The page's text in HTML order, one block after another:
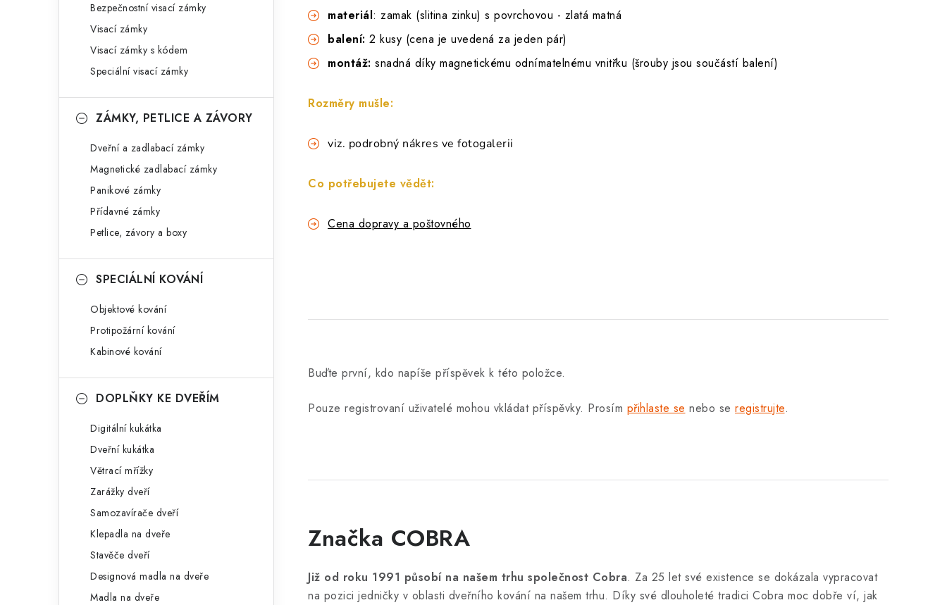
Bezpečnostní visací zámky
Visací zámky
Visací zámky s kódem
Speciální visací zámky
ZÁMKY, PETLICE A ZÁVORY
Dveřní a zadlabací zámky
Magnetické zadlabací zámky
Panikové zámky
Přídavné zámky
Petlice, závory a boxy
SPECIÁLNÍ KOVÁNÍ
Objektové kování
Protipožární kování
Kabinové kování
DOPLŇKY KE DVEŘÍM
Digitální kukátka
Dveřní kukátka
Větrací mřížky
Zarážky dveří
Samozavírače dveří
Klepadla na dveře
Stavěče dveří
Designová madla na dveře
Madla na dveře
materiál: zamak (slitina zinku) s povrchovou - zlatá matná
balení: 2 kusy (cena je uvedená za jeden pár)
montáž: snadná díky magnetickému odnímatelnému vnitřku (šrouby jsou součástí balení)
Rozměry mušle:
viz. podrobný nákres ve fotogalerii
Co potřebujete vědět:
Cena dopravy a poštovného
Buďte první, kdo napíše příspěvek k této položce.
Pouze registrovaní uživatelé mohou vkládat příspěvky. Prosím přihlaste se nebo se registrujte.
Značka COBRA
Již od roku 1991 působí na našem trhu společnost Cobra. Za 25 let své existence se dokázala vypracovat
na pozici jedničky v oblasti dveřního kování na našem trhu. Díky své dlouholeté tradici Cobra moc dobře ví, jak